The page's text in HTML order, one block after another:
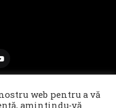
web pentru a vă
amintindu-vă